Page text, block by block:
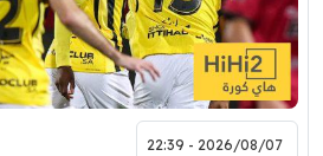
2026/08/07 - 22:39